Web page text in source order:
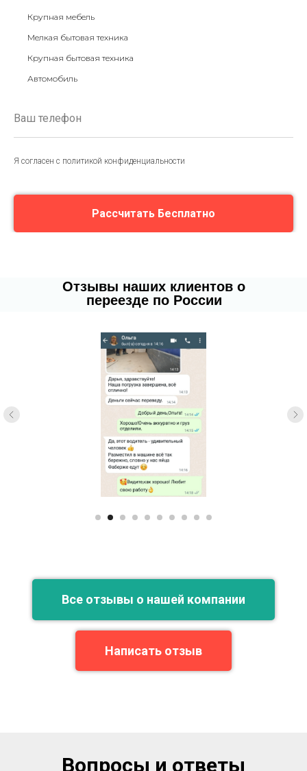
Крупная мебель
Мелкая бытовая техника
Крупная бытовая техника
Автомобиль
Я согласен с политикой конфиденциальности
Рассчитать Бесплатно
Отзывы наших клиентов о
переезде по России
Все отзывы о нашей компании
Написать отзыв
Вопросы и ответы